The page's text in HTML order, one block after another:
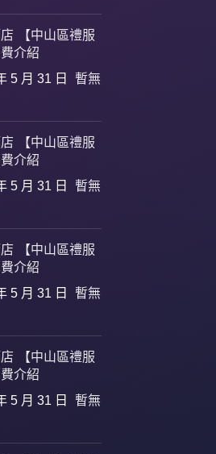
【中山區禮服
介紹
5 月 31 日
暫無
【中山區禮服
介紹
5 月 31 日
暫無
【中山區禮服
介紹
5 月 31 日
暫無
【中山區禮服
介紹
5 月 31 日
暫無